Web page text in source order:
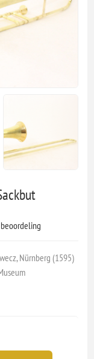
Nürnberg (1595)